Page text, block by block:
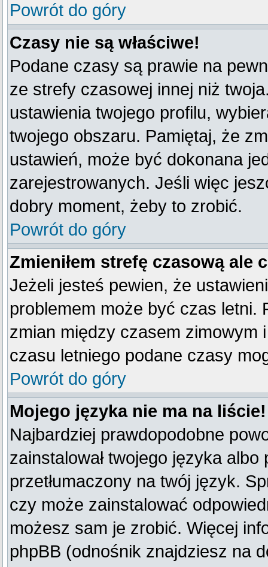
Powrót do góry
Czasy nie są właściwe!
Podane czasy są prawie na
ze strefy czasowej innej niż
ustawienia twojego profilu,
twojego obszaru. Pamiętaj, że
ustawień, może być dokonana
zarejestrowanych. Jeśli więc
dobry moment, żeby to zrobić.
Powrót do góry
Zmieniłem strefę czasową ale
Jeżeli jesteś pewien, że
problemem może być czas letni.
zmian między czasem zimowym
czasu letniego podane czasy
Powrót do góry
Mojego języka nie ma na liście!
Najbardziej prawdopodobne
zainstalował twojego języka
przetłumaczony na twój język.
czy może zainstalować
możesz sam je zrobić. Więcej
phpBB (odnośnik znajdziesz na